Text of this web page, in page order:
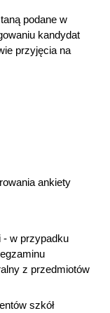
podane w
kandydat
przyjęcia na
ankiety
- w przypadku
z przedmiotów
szkół